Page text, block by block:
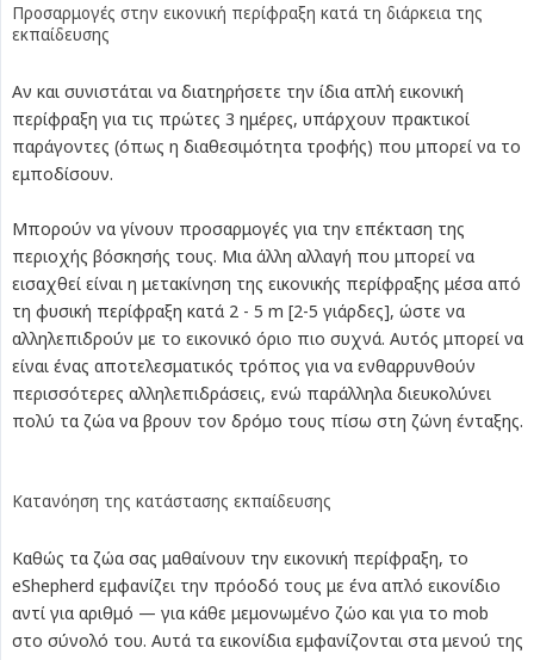
Προσαρμογές στην εικονική περίφραξη κατά τη διάρκεια της
εκπαίδευσης
Αν και συνιστάται να διατηρήσετε την ίδια απλή εικονική
περίφραξη για τις πρώτες 3 ημέρες, υπάρχουν πρακτικοί
παράγοντες (όπως η διαθεσιμότητα τροφής) που μπορεί να το
εμποδίσουν.
Μπορούν να γίνουν προσαρμογές για την επέκταση της
περιοχής βόσκησής τους. Μια άλλη αλλαγή που μπορεί να
εισαχθεί είναι η μετακίνηση της εικονικής περίφραξης μέσα από
τη φυσική περίφραξη κατά 2 - 5 m [2-5 γιάρδες], ώστε να
αλληλεπιδρούν με το εικονικό όριο πιο συχνά. Αυτός μπορεί να
είναι ένας αποτελεσματικός τρόπος για να ενθαρρυνθούν
περισσότερες αλληλεπιδράσεις, ενώ παράλληλα διευκολύνει
πολύ τα ζώα να βρουν τον δρόμο τους πίσω στη ζώνη ένταξης.
Κατανόηση της κατάστασης εκπαίδευσης
Καθώς τα ζώα σας μαθαίνουν την εικονική περίφραξη, το
eShepherd εμφανίζει την πρόοδό τους με ένα απλό εικονίδιο
αντί για αριθμό — για κάθε μεμονωμένο ζώο και για το mob
στο σύνολό του. Αυτά τα εικονίδια εμφανίζονται στα μενού της